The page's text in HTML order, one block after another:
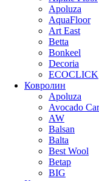
Apoluza
AquaFloor
Art East
Betta
Bonkeel
Decoria
ECOCLICK
Ковролин
Apoluza
Avocado
AW
Balsan
Balta
Best Wool
Betap
BIG